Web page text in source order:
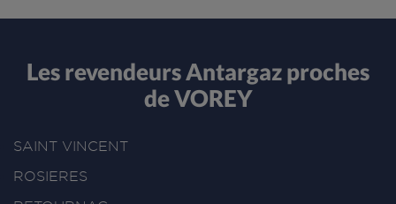
Les revendeurs Antargaz proches
de VOREY
SAINT VINCENT
ROSIERES